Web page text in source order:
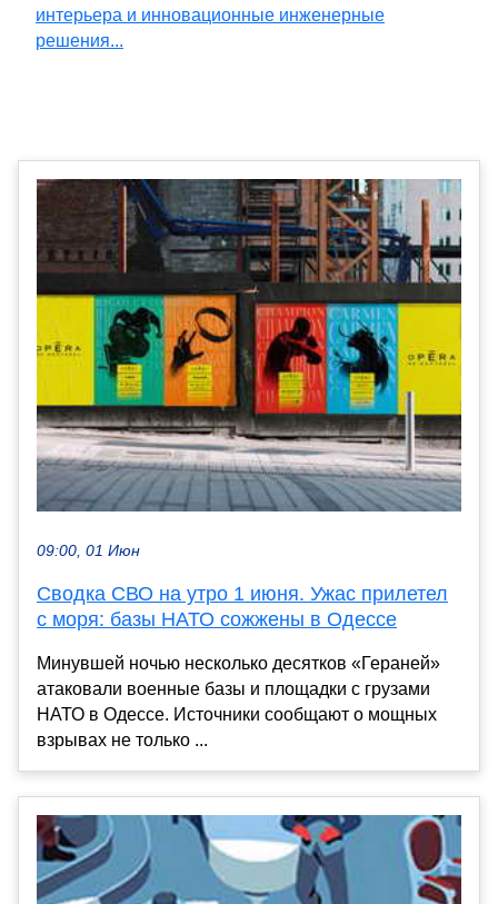
интерьера и инновационные инженерные
решения...
09:00, 01 Июн
Сводка СВО на утро 1 июня. Ужас прилетел
с моря: базы НАТО сожжены в Одессе
Минувшей ночью несколько десятков «Гераней»
атаковали военные базы и площадки с грузами
НАТО в Одессе. Источники сообщают о мощных
взрывах не только ...